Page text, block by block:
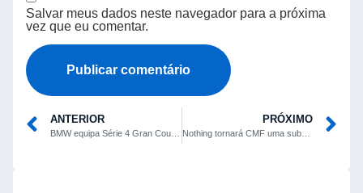
Salvar meus dados neste navegador para a próxima
vez que eu comentar.
ANTERIOR
BMW equipa Série 4 Gran Coupé e i4 com faróis LED adaptativos e lanternas a laser
PRÓXIMO
Nothing tornará CMF uma subsidiária independente com base operacional na Índia